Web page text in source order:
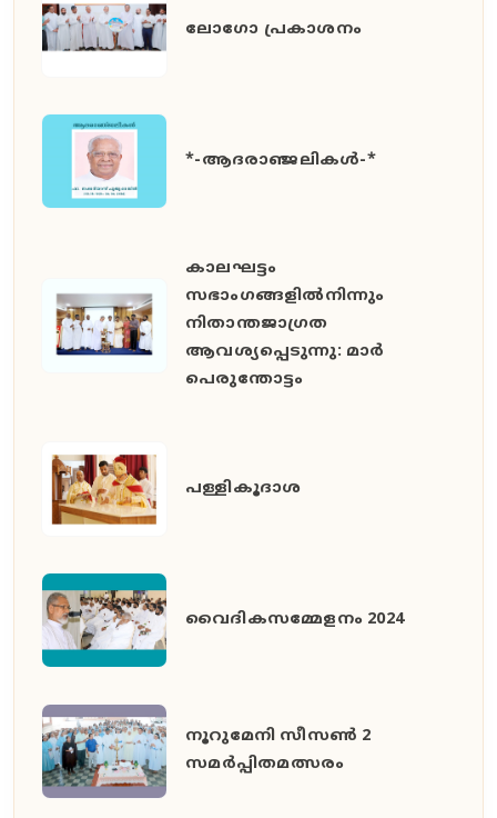
ലോഗോ പ്രകാശനം
*-ആദരാഞ്ജലികൾ-*
കാലഘട്ടം
സഭാംഗങ്ങളിൽനിന്നും
നിതാന്തജാഗ്രത
ആവശ്യപ്പെടുന്നു: മാർ
പെരുന്തോട്ടം
പള്ളികൂദാശ
വൈദികസമ്മേളനം 2024
നൂറുമേനി സീസൺ 2
സമർപ്പിതമത്സരം